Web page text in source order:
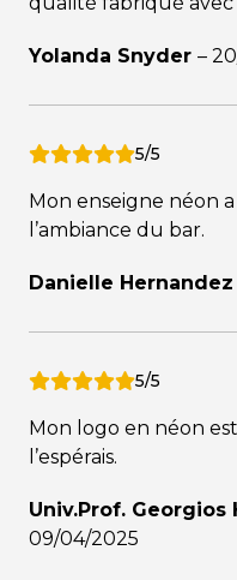
Yolanda Snyder –
5/5
Mon enseigne néon
l’ambiance du bar.
Danielle Hernandez
5/5
Mon logo en néon
l’espérais.
Univ.Prof. Georgios
09/04/2025